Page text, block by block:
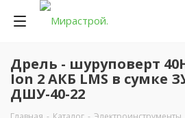
Дрель - шуруповерт
Ion 2 АКБ LMS в сумке
ДШУ-40-22